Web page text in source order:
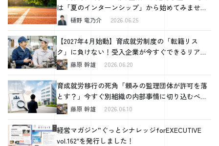
チュラルな紙を使用すると、親しみやすい印象を与えることができるで
しょう。 Q2: スタッフ募集チラシをおしゃれにデザインするにはどうし
たらいいですか？ A2: おしゃれなデザインのためには、ターゲット層の
好みを考慮し、鮮やかな色使いや流行のデザイン要素を取り入れます。
シンプルなテンプレートを選び、一貫性のあるフォントや色を使用して
ください。 Q3: どうすれば効果的な求人チラシが作れますか？ A3: 効果
的な求人チラシを作るには、ターゲット層に合ったデザイン選択、魅力
的な写真やイラストの使用、そして明確で簡潔な情報記載が重要です。
デザインはターゲットに響くものを選び、必要な情報は分かりやすく配
置します。 Q4: WordやExcel、PowerPointなどで求人募集チラシを作成
したいです。テンプレートはどこで見つけられますか？ A4: 無料または
有料のオンラインリソースで多様なテンプレートを探すことができま
す。例えば「Word チラシ テンプレート」といったキーワードで検
索をしてみてください。
は「夏のインターンシップ」から始めてみません
か
樋野 竜乃介 2026.06.25
【2027年4月始動】育成就労制度の「転籍リス
ク」に負けない！受入企業が今すぐできるリアル
な対策藤原 幹雄 2026.06.20
育成就労移行の死角「頼みの監理団体が許可を落
とす？」今すぐ別組織の内部事情に切り込むべき
理由と、確認すべき4つの重要ポイント
藤原 幹雄 2026.06.10
経営マガジン”ぐっとシナレッジforEXECUTIVE
vol.162″を発行しました！